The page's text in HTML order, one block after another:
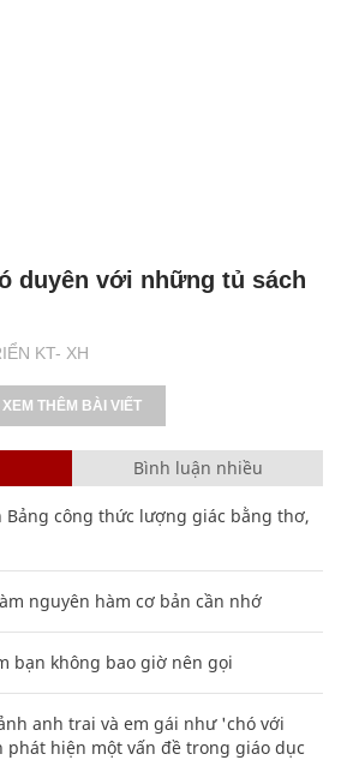
KT- XH
duyên với những tủ sách
XEM THÊM BÀI VIẾT
Bình luận nhiều
Bảng công thức lượng giác bằng thơ,
nguyên hàm cơ bản cần nhớ
bạn không bao giờ nên gọi
anh trai và em gái như 'chó với
hiện một vấn đề trong giáo dục